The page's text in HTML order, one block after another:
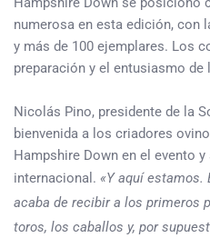
numerosa en esta edición, con
y más de 100 ejemplares. Los
preparación y el entusiasmo de
Nicolás Pino, presidente de la
bienvenida a los criadores
Hampshire Down en el evento
internacional. «Y aquí estamos.
acaba de recibir a los primeros
toros, los caballos y, por